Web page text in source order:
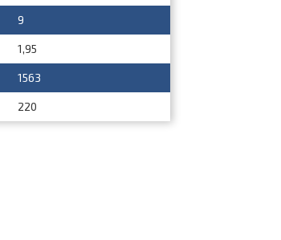
9
1,95
1563
220